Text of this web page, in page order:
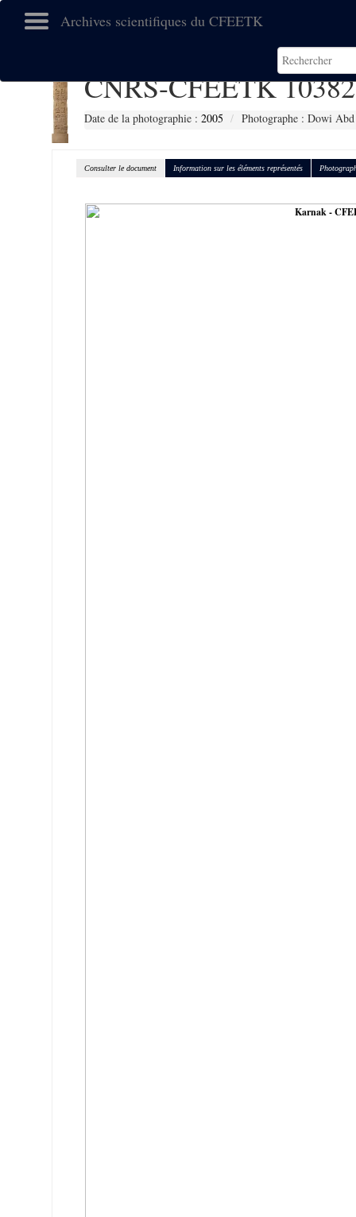
Archives scientifiques du CFEETK
CNRS-CFEETK
Date de la photographie : 2005 Photographe : Dowi
Consulter le document Information sur les éléments représentés